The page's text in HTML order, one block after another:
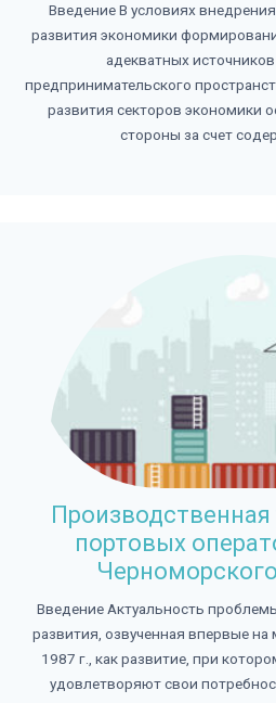
Введение В условиях
развития экономики
адекватных
предпринимательского
развития секторов экономики
стороны за счет
Производственная
портовых
Введение Актуальность
развития, озвученная впервые
1987 г., как развитие, при
удовлетворяют свои